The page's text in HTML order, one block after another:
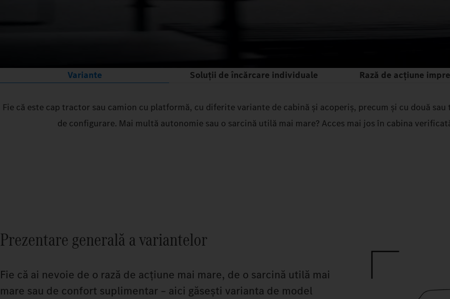
Variante Soluții de încărcare individuale Rază de acţiune
Fie că este cap tractor sau camion cu platformă, cu diferite variante de cabină și acoperiș, precum și cu două
de configurare. Mai multă autonomie sau o sarcină utilă mai mare? Acces mai jos în cabina
Prezentare generală a variantelor
Fie că ai nevoie de o rază de acțiune mai mare, de o sarcină utilă mai
mare sau de confort suplimentar – aici găsești varianta de model